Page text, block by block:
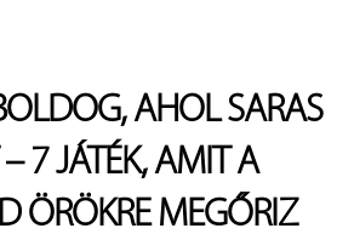
AHOL SARAS
– 7 JÁTÉK, AMIT A
ÖRÖKRE MEGŐRIZ